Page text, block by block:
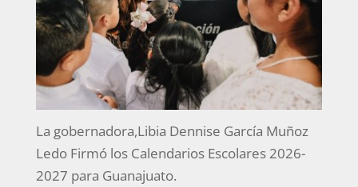
La gobernadora,Libia Dennise García Muñoz
Ledo Firmó los Calendarios Escolares 2026-
2027 para Guanajuato.